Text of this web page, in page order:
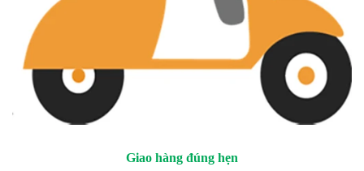
Giao hàng đúng hẹn